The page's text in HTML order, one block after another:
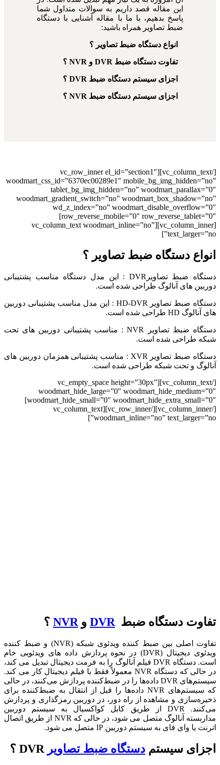
این مقاله قصد داریم به سوالات متداول شما
پاسخ بدهیم، با ما با مقاله آشنایی با دستگاه
ضبط تصاویر همراه باشید:
انواع دستگاه ضبط تصاویر ؟
تفاوت دستگاه ضبط DVR و NVR ؟
اجزای سیستم دستگاه ضبط DVR ؟
اجزای سیستم دستگاه ضبط NVR ؟
[/vc_column_text][vc_row_inner el_id=”section1″
woodmart_css_id=”6370ec00289e1″ mobile_bg_img_hidden=”no”
tablet_bg_img_hidden=”no” woodmart_parallax=”0″
woodmart_gradient_switch=”no” woodmart_box_shadow=”no”
wd_z_index=”no” woodmart_disable_overflow=”0″
row_reverse_mobile=”0″ row_reverse_tablet=”0″]
[vc_column_inner][vc_column_text woodmart_inline=”no”
text_larger=”no”]
انواع دستگاه ضبط تصاویر ؟
دستگاه ضبط تصاویرDVR : این مدل دستگاه مناسب پشتیبانی
دوربین های آنالوگ طراحی شده است.
دستگاه ضبط تصاویر HD-DVR : این مدل مناسب پشتیبانی دوربین
های آنالوگ HD طراحی شده است.
دستگاه ضبط تصاویر NVR : مناسب پشتیبانی دوربین های تحت
شبکه طراحی شده است.
دستگاه ضبط تصاویر XVR : مناسب پشتیبانی همزمان دوربین های
آنالوگ و تحت شبکه طراحی شده است.
[/vc_column_text][vc_empty_space height=”30px”
woodmart_hide_large=”0″ woodmart_hide_medium=”0″
woodmart_hide_small=”0″ woodmart_hide_extra_small=”0″]
[/vc_column_inner][/vc_row_inner][vc_column_text
woodmart_inline=”no” text_larger=”no”]
تفاوت دستگاه ضبط DVR و NVR ؟
تفاوت اصلی بین ضبط کننده ویدئوی شبکه (NVR) و ضبط کننده
ویدئوی دیجیتال (DVR) در نحوه پردازش داده های ویدئویی خام
است. دستگاه DVR فیلم آنالوگ را به فرمت دیجیتال تبدیل می کند،
در حالی که دستگاه NVR معمولاً فقط با فیلم دیجیتال کار می کند.
سیستم‌های DVR داده‌ها را در ضبط‌کننده پردازش می‌کنند، در حالی
که سیستم‌های NVR داده‌ها را قبل از انتقال به ضبط‌کننده برای
ذخیره‌سازی و مشاهده از راه دور، در دوربین رمزگذاری و پردازش
می‌کنند. DVR از طریق کابل کواکسیال به سیستم دوربین
مداربسته آنالوگ متصل می شود، در حالی که NVR از طریق اتصال
اترنت یا وای فای به سیستم دوربین IP متصل می شود.
اجزای سیستم دستگاه ضبط تصاویر